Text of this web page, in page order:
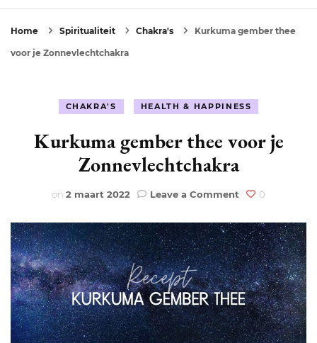
Home Spiritualiteit Chakra's Kurkuma gember thee
voor je Zonnevlechtchakra
CHAKRA'S HEALTH & HAPPINESS
Kurkuma gember thee voor je
Zonnevlechtchakra
on 2 maart 2022 Leave a Comment on
gember
thee
voor
je
0